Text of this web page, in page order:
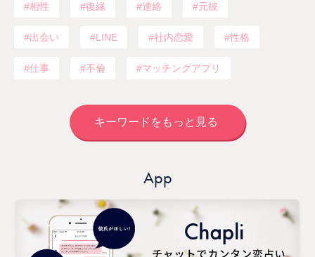
相性 復縁 連絡 元彼
出会い LINE 社内恋愛 性格
仕事 不倫 マッチングアプリ
キーワードをもっと見る
App